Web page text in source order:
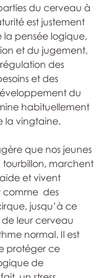
du cerveau à
est justement
la pensée logique,
et du jugement,
des
et des
du
habituellement
la vingtaine.
que nos jeunes
tourbillon, marchent
et vivent
comme  des
jusqu’à ce
leur cerveau
normal. Il est
protéger ce
de